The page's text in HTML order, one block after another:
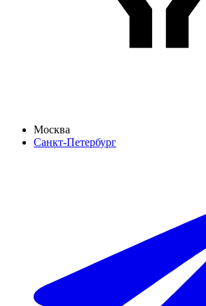
Москва
Санкт-Петербург